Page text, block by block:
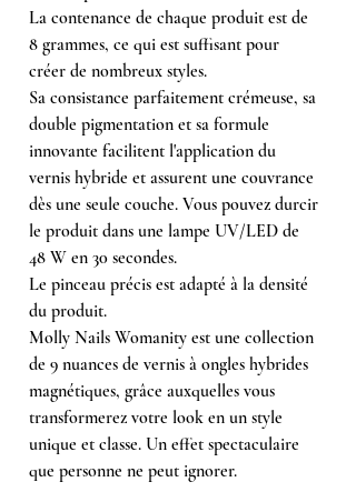
La contenance de chaque produit est de
8 grammes, ce qui est suffisant pour
créer de nombreux styles.
Sa consistance parfaitement crémeuse, sa
double pigmentation et sa formule
innovante facilitent l'application du
vernis hybride et assurent une couvrance
dès une seule couche. Vous pouvez durcir
le produit dans une lampe UV/LED de
48 W en 30 secondes.
Le pinceau précis est adapté à la densité
du produit.
Molly Nails Womanity est une collection
de 9 nuances de vernis à ongles hybrides
magnétiques, grâce auxquelles vous
transformerez votre look en un style
unique et classe. Un effet spectaculaire
que personne ne peut ignorer.